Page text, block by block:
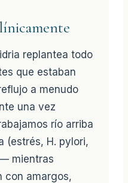
replantea todo
que estaban
a menudo
una vez
río arriba
(estrés, H. pylori,
mientras
con amargos,